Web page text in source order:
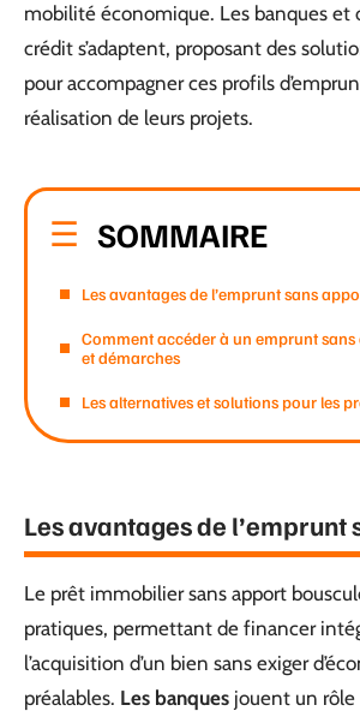
mobilité économique. Les banques et
crédit s’adaptent, proposant des
pour accompagner ces profils
réalisation de leurs projets.
SOMMAIRE
Les avantages de l’emprunt sans
Comment accéder à un emprunt
et démarches
Les alternatives et solutions pour les
Les avantages de l’emprunt
Le prêt immobilier sans apport
pratiques, permettant de financer
l’acquisition d’un bien sans exiger
préalables. Les banques jouent un